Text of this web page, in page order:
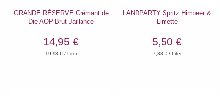
GRANDE RÉSERVE Crémant de
Die AOP Brut Jaillance
14,95 €
19,93 € / Liter
LANDPARTY Spritz Himbeer &
Limette
5,50 €
7,33 € / Liter